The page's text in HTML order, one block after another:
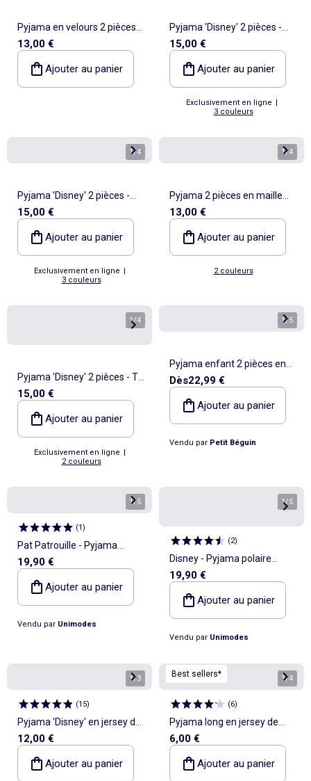
Pyjama en velours 2 pièces
'Winnie'
13,00 €
Ajouter au panier
Pyjama 'Disney' 2 pièces -
Sweat + pantalon
15,00 €
Ajouter au panier
Exclusivement en ligne |
3 couleurs
1/4
Pyjama 'Disney' 2 pièces -
Sweat + pantalon
15,00 €
Ajouter au panier
Exclusivement en ligne |
3 couleurs
1/4
Pyjama 2 pièces en maille
pointelle
13,00 €
Ajouter au panier
2 couleurs
1/4
Pyjama 'Disney' 2 pièces - T-
shirt à manches longues +
pantalon
15,00 €
Ajouter au panier
Exclusivement en ligne |
2 couleurs
1/5
Pyjama enfant 2 pièces en
polaire Aimée
Dès22,99 €
Ajouter au panier
Vendu par Petit Béguin
1/5
(1)
Pat Patrouille - Pyjama
polaire fille imprimé
19,90 €
Ajouter au panier
Vendu par Unimodes
1/5
(2)
Disney - Pyjama polaire
coton fille avec imprimé
personnage
19,90 €
Ajouter au panier
Vendu par Unimodes
1/3
(15)
Pyjama 'Disney' en jersey de
coton
12,00 €
Ajouter au panier
Best sellers* 1/4
(6)
Pyjama long en jersey de
coton - 2 pièces
6,00 €
Ajouter au panier